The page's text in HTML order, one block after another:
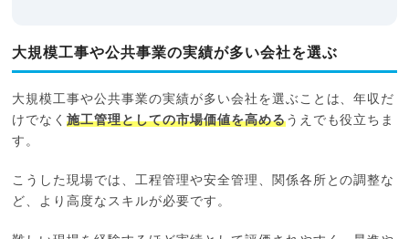
大規模工事や公共事業の実績が多い会社を選ぶ
大規模工事や公共事業の実績が多い会社を選ぶことは、年収だ
けでなく施工管理としての市場価値を高めるうえでも役立ちま
す。
こうした現場では、工程管理や安全管理、関係各所との調整な
ど、より高度なスキルが必要です。